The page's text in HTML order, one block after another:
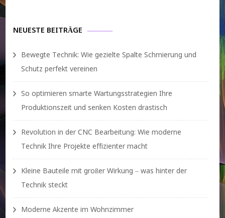
NEUESTE BEITRÄGE
Bewegte Technik: Wie gezielte Spalte Schmierung und
Schutz perfekt vereinen
So optimieren smarte Wartungsstrategien Ihre
Produktionszeit und senken Kosten drastisch
Revolution in der CNC Bearbeitung: Wie moderne
Technik Ihre Projekte effizienter macht
Kleine Bauteile mit großer Wirkung – was hinter der
Technik steckt
Moderne Akzente im Wohnzimmer